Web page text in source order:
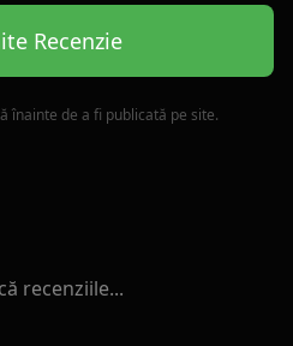
Recenzie
înainte de a fi publicată pe site.
recenziile...